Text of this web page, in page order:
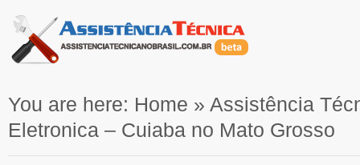
You are here: Home » Assistência
Eletronica – Cuiaba no Mato Grosso